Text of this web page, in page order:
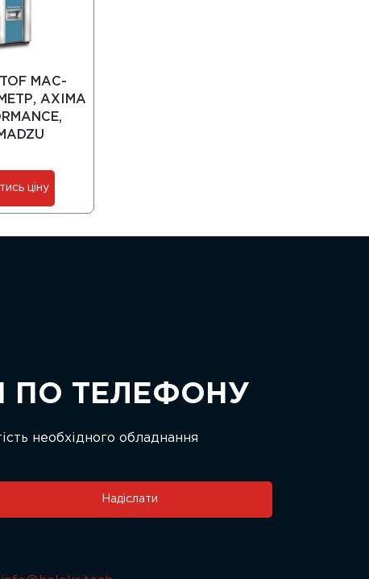
TOF МАС-
AXIMA
ціну
ПО ТЕЛЕФОНУ
необхідного обладнання
Надіслати